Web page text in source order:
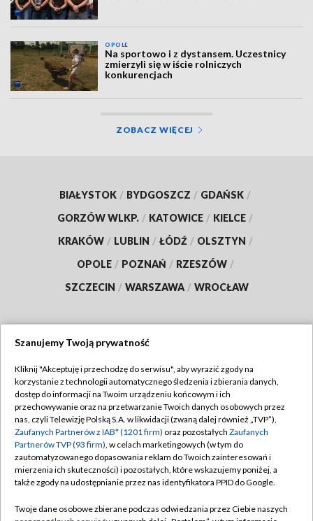
OPOLE
Na sportowo i z dystansem. Uczestnicy
zmierzyli się w iście rolniczych
konkurencjach
ZOBACZ WIĘCEJ
BIAŁYSTOK / BYDGOSZCZ / GDAŃSK /
GORZÓW WLKP. / KATOWICE / KIELCE /
KRAKÓW / LUBLIN / ŁÓDŹ / OLSZTYN /
OPOLE / POZNAŃ / RZESZÓW /
SZCZECIN / WARSZAWA / WROCŁAW
TVP
Abonament TVP
Emisja w TVP
Centrum informacji TVP
Naziemna Telewizja Cyfrowa
Regulamin TVP
Polityka prywatności
Moje zgody
Pomoc
Szanujemy Twoją prywatność
Kliknij "Akceptuję i przechodzę do serwisu", aby wyrazić zgody na
korzystanie z technologii automatycznego śledzenia i zbierania danych,
dostęp do informacji na Twoim urządzeniu końcowym i ich
przechowywanie oraz na przetwarzanie Twoich danych osobowych przez
nas, czyli Telewizję Polską S.A. w likwidacji (zwaną dalej również „TVP”),
Zaufanych Partnerów z IAB* (1201 firm) oraz pozostałych Zaufanych
Partnerów TVP (93 firm), w celach marketingowych (w tym do
zautomatyzowanego dopasowania reklam do Twoich zainteresowań i
mierzenia ich skuteczności) i pozostałych, które wskazujemy poniżej, a
także zgody na udostępnianie przez nas identyfikatora PPID do Google.
Twoje dane osobowe zbierane podczas odwiedzania przez Ciebie naszych